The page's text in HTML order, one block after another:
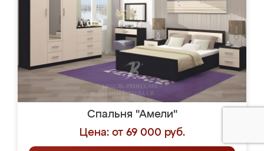
Спальня "Амели"
Цена: от 69 000 руб.